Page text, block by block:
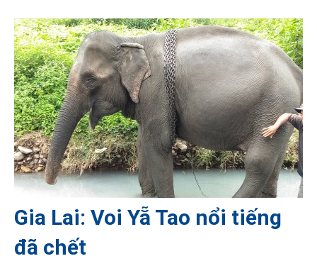
Gia Lai: Voi Yẵ Tao nổi tiếng
đã chết